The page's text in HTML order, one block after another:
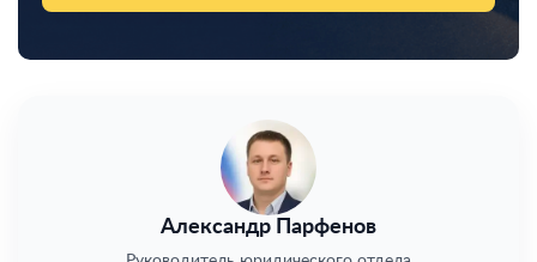
Александр Парфенов